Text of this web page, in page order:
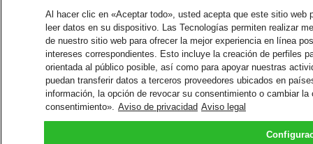
Al hacer clic en «Aceptar todo», usted acepta que este sitio
leer datos en su dispositivo. Las Tecnologías permiten realizar
de nuestro sitio web para ofrecer la mejor experiencia en línea
intereses correspondientes. Esto incluye la creación de perfiles
orientada al público posible, así como para apoyar nuestras
puedan transferir datos a terceros proveedores ubicados en
información, la opción de revocar su consentimiento o cambiar
consentimiento». Aviso de privacidad Aviso legal